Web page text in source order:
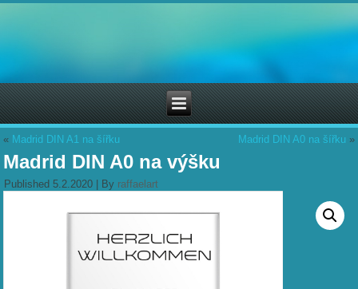
« Madrid DIN A1 na šířku Madrid DIN A0 na šířku »
Madrid DIN A0 na výšku
Published 5.2.2020 By raffaelart